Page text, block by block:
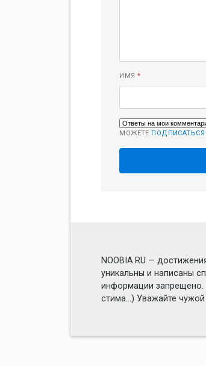
ИМЯ *
МОЖЕТЕ ПОДПИСАТЬСЯ
NOOBIA.RU —
уникальны и написаны
информации запрещено.
стима...) Уважайте чужой